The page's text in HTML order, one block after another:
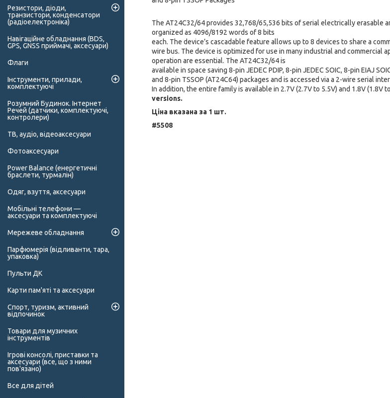
The AT24C32/64 provides 32,768/65,536 bits of serial electrically erasable
organized as 4096/8192 words of 8 bits
each. The device’s cascadable feature allows up to 8 devices to share a
wire bus. The device is optimized for use in many industrial and commercial
operation are essential. The AT24C32/64 is
available in space saving 8-pin JEDEC PDIP, 8-pin JEDEC SOIC, 8-pin EIAJ
and 8-pin TSSOP (AT24C64) packages and is accessed via a 2-wire serial
In addition, the entire family is available in 2.7V (2.7V to 5.5V) and 1.8V (1.8V
versions.
Ціна вказана за 1 шт.
#5508
Резистори, діоди,
транзистори, конденсатори
(радіоелектроніка)
Навігаційне обладнання (BDS,
GPS, GNSS приймачі, аксесуари)
Флаги
Інструменти, прилади,
комплектуючі
Розумний Будинок. Інтернет
Речей (датчики, комплектуючі,
контролери)
ТВ, аудіо, відеоаксесуари
Фотоаксесуари
Power Balance (енергетичні
браслети, турмалін)
Одяг, взуття, аксесуари
Мобільні телефони —
аксесуари та комплектуючі
Мережеве обладнання
Парфюмерія (відливанти, тара,
упаковка)
Пульти ДК
Карти пам'яті та аксесуари
Спорт, туризм, активний
відпочинок
Товари для музичних
інструментів
Ігрові консолі, приставки та
аксесуари (все, що з ними
пов'язано)
Все для дітей